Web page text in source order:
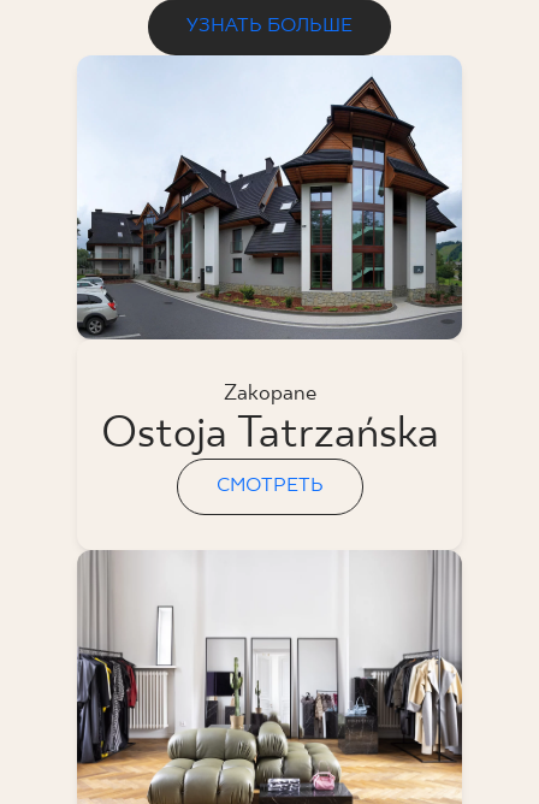
УЗНАТЬ БОЛЬШЕ
Zakopane
Ostoja Tatrzańska
СМОТРЕТЬ